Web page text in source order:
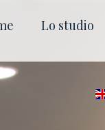
Lo studio